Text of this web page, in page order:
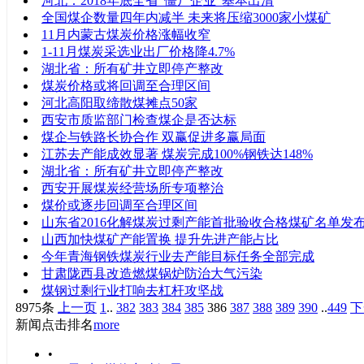
全国煤企数量四年内减半 未来将压缩3000家小煤矿
11月内蒙古煤炭价格涨幅收窄
1-11月煤炭采选业出厂价格降4.7%
湖北省：所有矿井立即停产整改
煤炭价格或将回调至合理区间
河北高阳取缔散煤摊点50家
西安市质监部门检查煤企是否达标
煤企与铁路长协合作 双赢促进多赢局面
江苏去产能成效显著 煤炭完成100%钢铁达148%
湖北省：所有矿井立即停产整改
西安开展煤炭经营场所专项整治
煤价或逐步回调至合理区间
山东省2016化解煤炭过剩产能首批验收合格煤矿名单发
山西加快煤矿产能置换 提升先进产能占比
今年青海钢铁煤炭行业去产能目标任务全部完成
甘肃陇西县改造燃煤锅炉防治大气污染
煤钢过剩行业打响去杠杆攻坚战
8975条
上一页 1 .. 382 383 384 385 386 387 388 389 390 ..449
新闻点击排名more
•